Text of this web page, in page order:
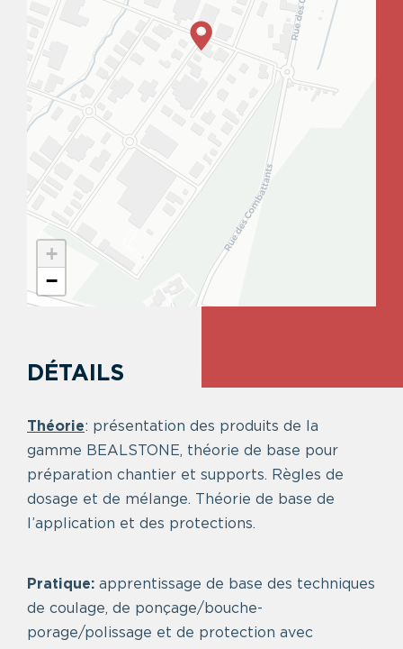
+
−
DÉTAILS
Théorie: présentation des produits de la
gamme BEALSTONE, théorie de base pour
préparation chantier et supports. Règles de
dosage et de mélange. Théorie de base de
l’application et des protections.
Pratique: apprentissage de base des techniques
de coulage, de ponçage/bouche-
porage/polissage et de protection avec